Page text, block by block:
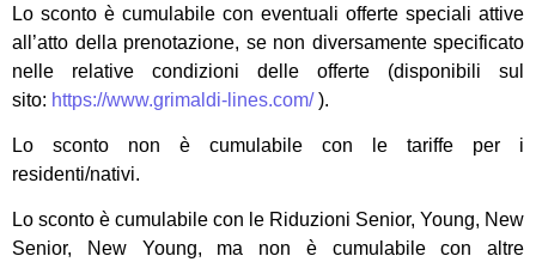
Lo sconto è cumulabile con eventuali offerte speciali attive
all’atto della prenotazione, se non diversamente specificato
nelle relative condizioni delle offerte (disponibili sul
sito: https://www.grimaldi-lines.com/).
Lo sconto non è cumulabile con le tariffe per i
residenti/nativi.
Lo sconto è cumulabile con le Riduzioni Senior, Young, New
Senior, New Young, ma non è cumulabile con altre